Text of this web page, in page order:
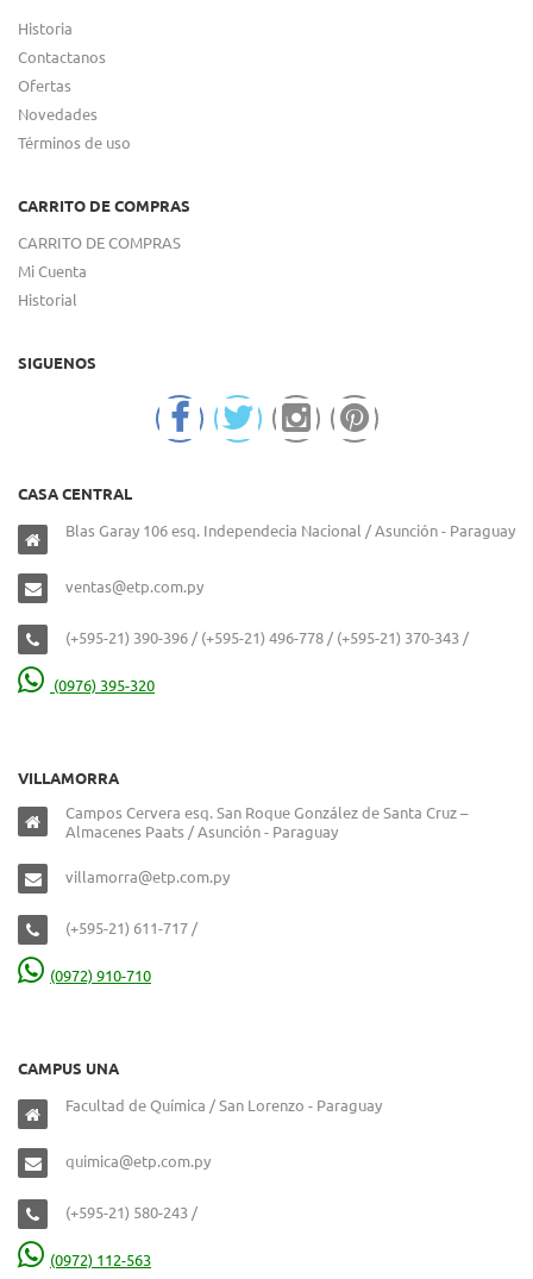
Historia
Contactanos
Ofertas
Novedades
Términos de uso
CARRITO DE COMPRAS
CARRITO DE COMPRAS
Mi Cuenta
Historial
SIGUENOS
CASA CENTRAL
Blas Garay 106 esq. Independecia Nacional / Asunción - Paraguay
ventas@etp.com.py
(+595-21) 390-396 / (+595-21) 496-778 / (+595-21) 370-343 /
(0976) 395-320
VILLAMORRA
Campos Cervera esq. San Roque González de Santa Cruz –
Almacenes Paats / Asunción - Paraguay
villamorra@etp.com.py
(+595-21) 611-717 /
(0972) 910-710
CAMPUS UNA
Facultad de Química / San Lorenzo - Paraguay
quimica@etp.com.py
(+595-21) 580-243 /
(0972) 112-563